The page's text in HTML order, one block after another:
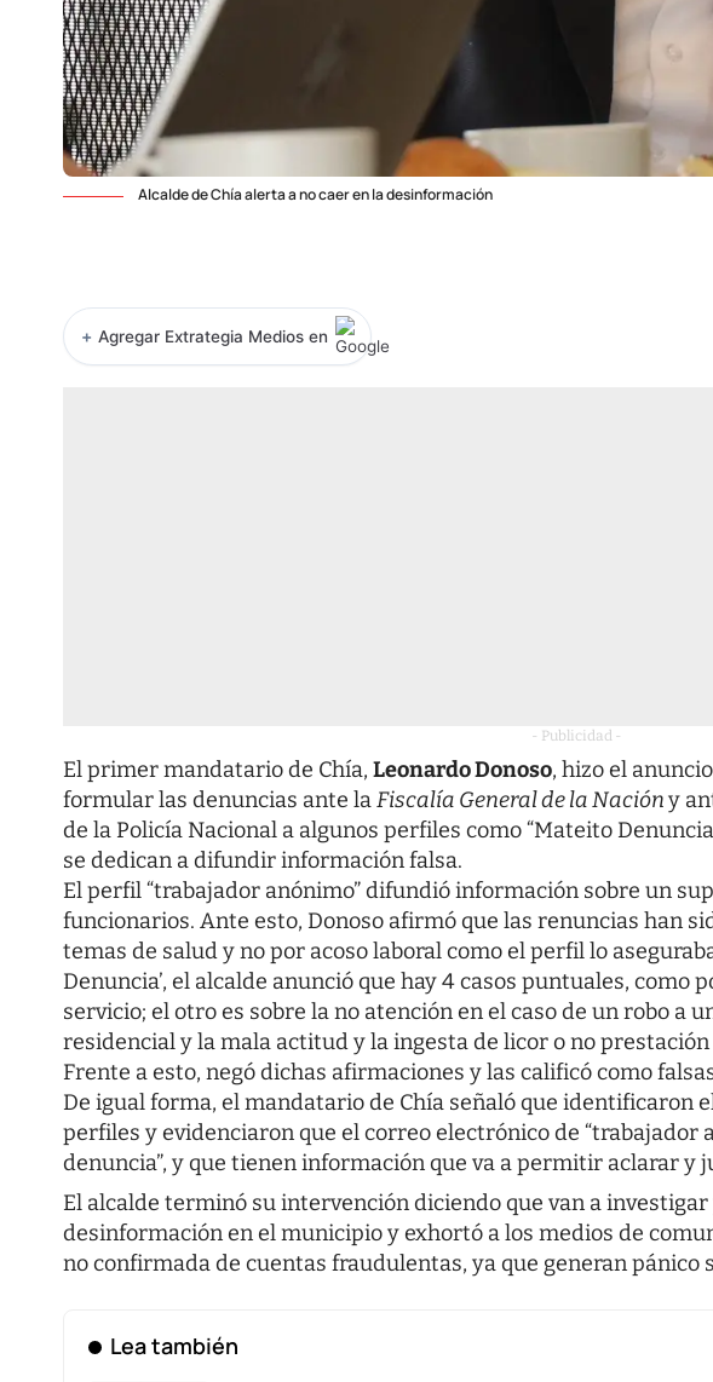
Alcalde de Chía alerta a no caer en la desinformación
+ Agregar Extrategia Medios en
- Publicidad -
El primer mandatario de Chía, Leonardo Donoso, hizo el
formular las denuncias ante laFiscalía General de la Nacióny
de la Policía Nacional a algunos perfiles como “Mateito
se dedican a difundir información falsa.
El perfil “trabajador anónimo” difundió información sobre un
funcionarios. Ante esto, Donoso afirmó que las renuncias han
temas de salud y no por acoso laboral como el perfil lo
Denuncia’, el alcalde anunció que hay 4 casos puntuales, como
servicio; el otro es sobre la no atención en el caso de un robo a
residencial y la mala actitud y la ingesta de licor o no
Frente a esto, negó dichas afirmaciones y las calificó como
De igual forma, el mandatario de Chía señaló que identificaron
perfiles y evidenciaron que el correo electrónico de “trabajador
denuncia”, y que tienen información que va a permitir aclarar y
El alcalde terminó su intervención diciendo que van a
desinformación en el municipio y exhortó a los medios de
no confirmada de cuentas fraudulentas, ya que generan pánico
Lea también